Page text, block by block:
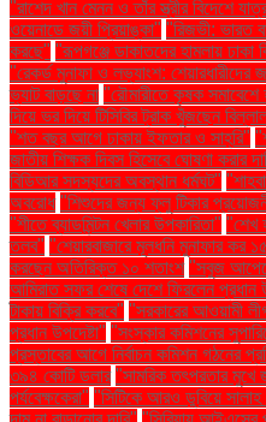
"রাশেদ খান মেনন ও তাঁর স্ত্রীর বিদেশে
ওয়েনাডে জয়ী প্রিয়াঙ্কা" "রিজভী: ভারত
করছে" "রূপগঞ্জে ডাকাতদের হামলায়
"রেকর্ড মুনাফা ও লভ্যাংশ:
ভ্যাট বাড়ছে না "রৌমারীতে কৃষক সমাবেশে
দিয়ে ভর দিয়ে টিসিবির ট্রাক খুঁজছেন
"শত বছর আগে ঢাকায় ইফতার ও সাহ্‌রি"
জাতীয় শিক্ষক দিবস হিসেবে ঘোষণা করার
বিডিআর সদস্যদের অবস্থান ধর্মঘট"
অবরোধ "শিশুদের জন্য ফ্লু টিকার
"শীতে ব্যাডমিন্টন খেলার উপকারিতা" "শেখ
তলব" "শেয়ারবাজারে মূলধনি মুনাফার কর
করছেন অতিরিক্ত ১০ শতাংশ "সবুজ
আমিরাত সফর শেষে দেশে ফিরলেন প্রধান
টাকায় বিক্রি করবে" "সরকারের আওয়ামী
প্রধান উপদেষ্টা" "সংস্কার কমিশনের
প্রস্তাবের আগে নির্বাচন কমিশন গঠনের
৩৯৪ কোটি ডলার "সামরিক তৎপরতার মুখে
পর্যবেক্ষকেরা" "সিটিকে আরও ডুবিয়ে